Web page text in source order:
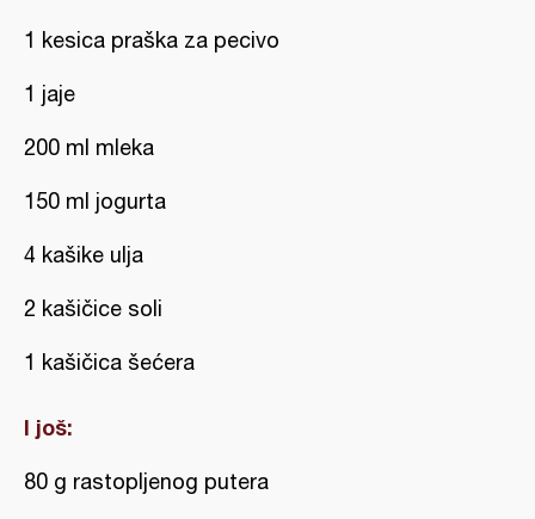
1 kesica praška za pecivo
1 jaje
200 ml mleka
150 ml jogurta
4 kašike ulja
2 kašičice soli
1 kašičica šećera
I još:
80 g rastopljenog putera